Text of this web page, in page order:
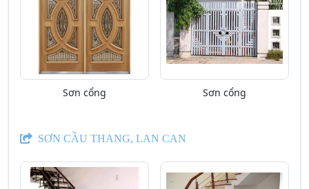
Sơn cổng Sơn cổng
SƠN CẦU THANG, LAN CAN